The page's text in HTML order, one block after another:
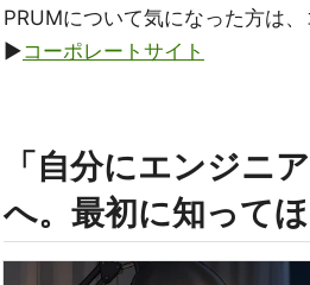
PRUMについて気になった方は
▶コーポレートサイト
「自分にエンジニ
へ。最初に知って